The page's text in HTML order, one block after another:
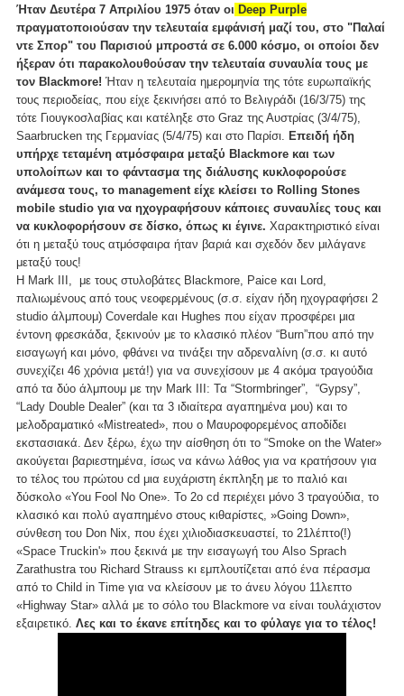
Ήταν Δευτέρα 7 Απριλίου 1975 όταν οι Deep Purple
πραγματοποιούσαν την τελευταία εμφάνισή μαζί του, στο "Παλαί
ντε Σπορ" του Παρισιού μπροστά σε 6.000 κόσμο, οι οποίοι δεν
ήξεραν ότι παρακολουθούσαν την τελευταία συναυλία τους με
τον Blackmore! Ήταν η τελευταία ημερομηνία της τότε ευρωπαϊκής
τους περιοδείας, που είχε ξεκινήσει από το Βελιγράδι (16/3/75) της
τότε Γιουγκοσλαβίας και κατέληξε στο Graz της Αυστρίας (3/4/75),
Saarbrucken της Γερμανίας (5/4/75) και στο Παρίσι. Επειδή ήδη
υπήρχε τεταμένη ατμόσφαιρα μεταξύ Blackmore και των
υπολοίπων και το φάντασμα της διάλυσης κυκλοφορούσε
ανάμεσα τους, το management είχε κλείσει το Rolling Stones
mobile studio για να ηχογραφήσουν κάποιες συναυλίες τους και
να κυκλοφορήσουν σε δίσκο, όπως κι έγινε. Χαρακτηριστικό είναι
ότι η μεταξύ τους ατμόσφαιρα ήταν βαριά και σχεδόν δεν μιλάγανε
μεταξύ τους!
Η Mark III, με τους στυλοβάτες Blackmore, Paice και Lord,
παλιωμένους από τους νεοφερμένους (σ.σ. είχαν ήδη ηχογραφήσει 2
studio άλμπουμ) Coverdale και Hughes που είχαν προσφέρει μια
έντονη φρεσκάδα, ξεκινούν με το κλασικό πλέον “Burn”που από την
εισαγωγή και μόνο, φθάνει να τινάξει την αδρεναλίνη (σ.σ. κι αυτό
συνεχίζει 46 χρόνια μετά!) για να συνεχίσουν με 4 ακόμα τραγούδια
από τα δύο άλμπουμ με την Mark III: Τα “Stormbringer”, “Gypsy”,
“Lady Double Dealer” (και τα 3 ιδιαίτερα αγαπημένα μου) και το
μελοδραματικό «Mistreated», που ο Μαυροφορεμένος αποδίδει
εκστασιακά. Δεν ξέρω, έχω την αίσθηση ότι το “Smoke on the Water»
ακούγεται βαριεστημένα, ίσως να κάνω λάθος για να κρατήσουν για
το τέλος του πρώτου cd μια ευχάριστη έκπληξη με το παλιό και
δύσκολο «You Fool No One». Το 2ο cd περιέχει μόνο 3 τραγούδια, το
κλασικό και πολύ αγαπημένο στους κιθαρίστες, »Going Down»,
σύνθεση του Don Nix, που έχει χιλιοδιασκευαστεί, το 21λέπτο(!)
«Space Truckin'» που ξεκινά με την εισαγωγή του Also Sprach
Zarathustra του Richard Strauss κι εμπλουτίζεται από ένα πέρασμα
από το Child in Time για να κλείσουν με το άνευ λόγου 11λεπτο
«Highway Star» αλλά με το σόλο του Blackmore να είναι τουλάχιστον
εξαιρετικό. Λες και το έκανε επίτηδες και το φύλαγε για το τέλος!